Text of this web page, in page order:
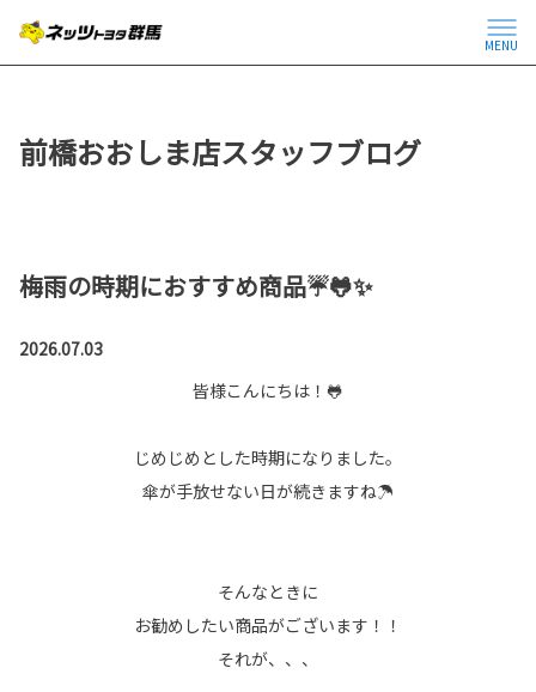
MENU
前橋おおしま店スタッフブログ
梅雨の時期におすすめ商品☔🐸✨
2026.07.03
皆様こんにちは！🐸
じめじめとした時期になりました。
傘が手放せない日が続きますね☂
そんなときに
お勧めしたい商品がございます！！
それが、、、